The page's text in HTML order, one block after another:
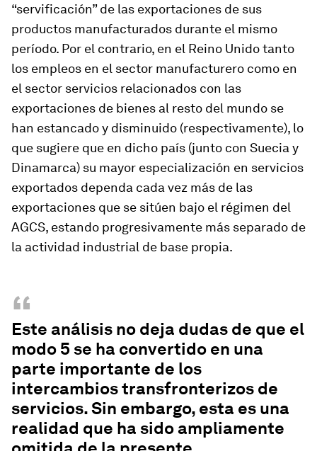
“servificación” de las exportaciones de sus
productos manufacturados durante el mismo
período. Por el contrario, en el Reino Unido tanto
los empleos en el sector manufacturero como en
el sector servicios relacionados con las
exportaciones de bienes al resto del mundo se
han estancado y disminuido (respectivamente), lo
que sugiere que en dicho país (junto con Suecia y
Dinamarca) su mayor especialización en servicios
exportados dependa cada vez más de las
exportaciones que se sitúen bajo el régimen del
AGCS, estando progresivamente más separado de
la actividad industrial de base propia.
“
Este análisis no deja dudas de que el
modo 5 se ha convertido en una
parte importante de los
intercambios transfronterizos de
servicios. Sin embargo, esta es una
realidad que ha sido ampliamente